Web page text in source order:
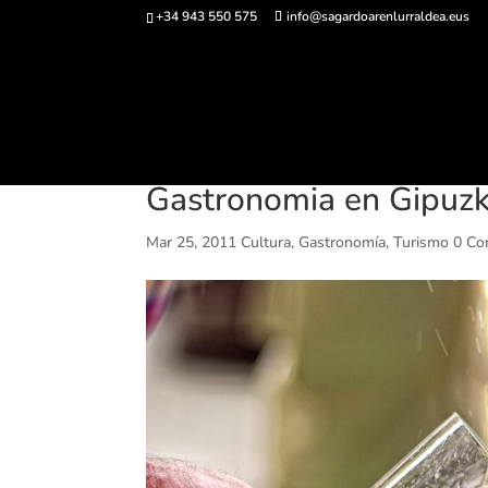
+34 943 550 575 info@sagardoarenlurraldea.eus
Gastronomia en
Mar 25, 2011 Cultura, Gastronomía,Turismo 0